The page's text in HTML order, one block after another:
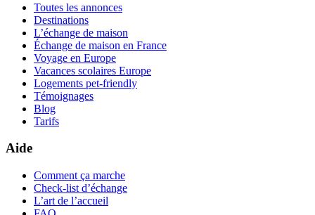
Toutes les annonces
Destinations
L’échange de maison
Échange de maison en France
Voyage en Europe
Vacances scolaires Europe
Logements pet-friendly
Témoignages
Blog
Tarifs
Aide
Comment ça marche
Check-list d’échange
L’art de l’accueil